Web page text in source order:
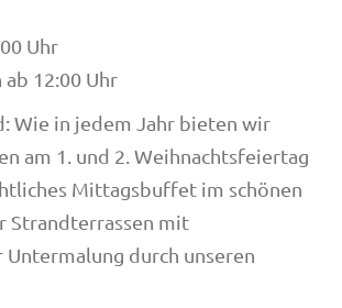
Uhr
12:00 Uhr
Wie in jedem Jahr bieten wir
am 1. und 2. Weihnachtsfeiertag
Mittagsbuffet im schönen
Strandterrassen mit
Untermalung durch unseren